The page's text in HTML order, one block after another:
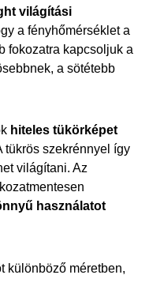
világítási
a fényhőmérséklet a
fokozatra kapcsoljuk a
a sötétebb
hiteles tükörképet
tükrös szekrénnyel így
világítani. Az
használatot
különböző méretben,